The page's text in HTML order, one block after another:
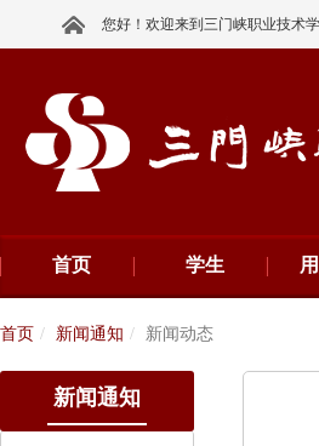
您好！欢迎来到三门峡职业技术
首页 学生
首页 新闻通知 新闻动态
新闻通知